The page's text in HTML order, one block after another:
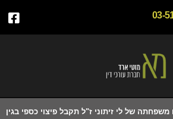
03-
של לי זיתוני ז"ל תקבל פיצוי כספי בגין